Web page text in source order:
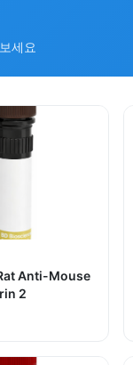
세요
Anti-Mouse
2